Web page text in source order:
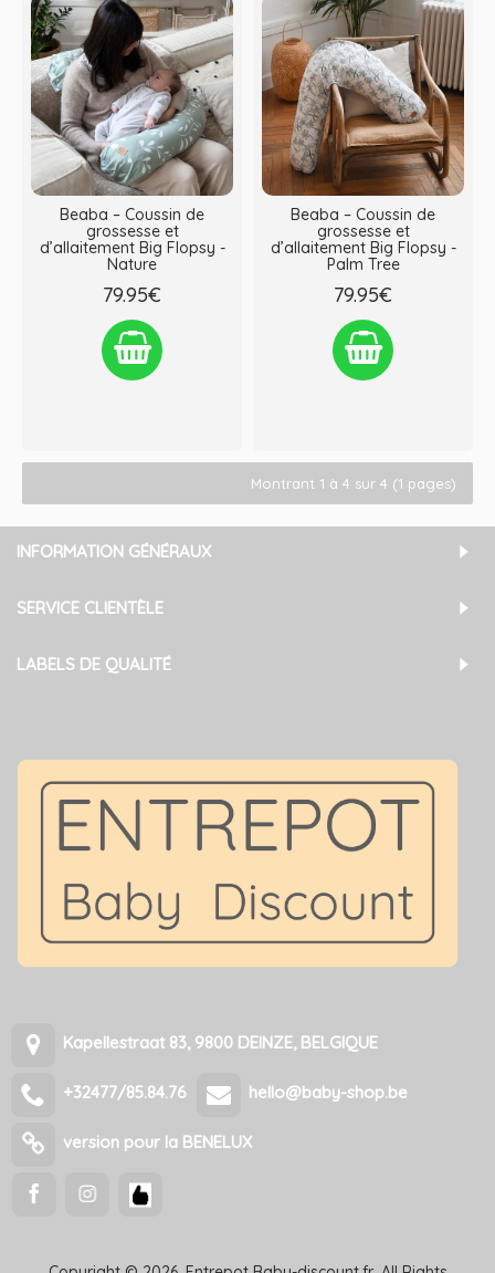
Beaba – Coussin de
grossesse et
d’allaitement Big Flopsy -
Nature
79.95€
Beaba – Coussin de
grossesse et
d’allaitement Big Flopsy -
Palm Tree
79.95€
Montrant 1 à 4 sur 4 (1 pages)
INFORMATION GÉNÉRAUX
SERVICE CLIENTÈLE
LABELS DE QUALITÉ
Kapellestraat 83, 9800 DEINZE, BELGIQUE
+32477/85.84.76 hello@baby-shop.be
version pour la BENELUX